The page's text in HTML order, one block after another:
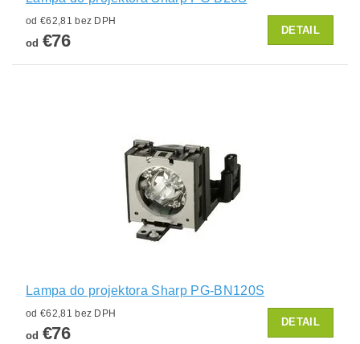
od €62,81 bez DPH
od €76
DETAIL
Lampa do projektora Sharp PG-BN120S
od €62,81 bez DPH
od €76
DETAIL